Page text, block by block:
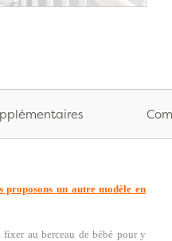
un autre modèle en
fixer au berceau de bébé pour y